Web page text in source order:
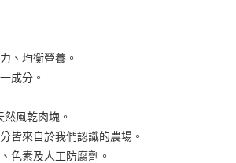
含以上)免運費
含以上)免運費
、均衡營養。
成分。
風乾肉塊。
皆來自於我們認識的農場。
色素及人工防腐劑。